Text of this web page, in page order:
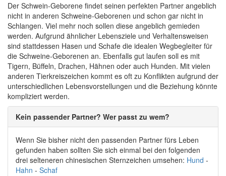
Der Schwein-Geborene findet seinen perfekten Partner angeblich
nicht in anderen Schweine-Geborenen und schon gar nicht in
Schlangen. Viel mehr noch sollen diese angeblich gemieden
werden. Aufgrund ähnlicher Lebensziele und Verhaltensweisen
sind stattdessen Hasen und Schafe die idealen Wegbegleiter für
die Schweine-Geborenen an. Ebenfalls gut laufen soll es mit
Tigern, Büffeln, Drachen, Hähnen oder auch Hunden. Mit vielen
anderen Tierkreiszeichen kommt es oft zu Konflikten aufgrund der
unterschiedlichen Lebensvorstellungen und die Beziehung könnte
kompliziert werden.
Kein passender Partner? Wer passt zu wem?
Wenn Sie bisher nicht den passenden Partner fürs Leben
gefunden haben sollten Sie sich einmal bei den folgenden
drei selteneren chinesischen Sternzeichen umsehen: Hund -
Hahn - Schaf